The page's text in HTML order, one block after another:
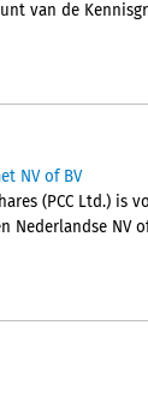
van de
NV of BV
(PCC Ltd.) is
Nederlandse